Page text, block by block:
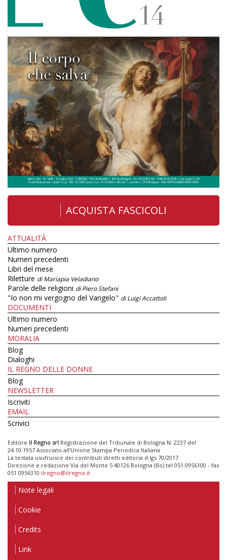
ACQUISTA FASCICOLI
ATTUALITÀ
Ultimo numero
Numeri precedenti
Libri del mese
Riletture di Mariapia Veladiano
Parole delle religioni di Piero Stefani
"Io non mi vergogno del Vangelo" di Luigi Accattoli
DOCUMENTI
Ultimo numero
Numeri precedenti
MORALIA
Blog
Dialoghi
IL REGNO DELLE DONNE
Blog
NEWSLETTER
Iscriviti
EMAIL
Scrivici
Editore Il Regno srl Registrazione del Tribunale di Bologna N. 2237 del
24.10.1957 Associato all’Unione Stampa Periodica Italiana
La testata usufruisce dei contributi diretti editoria d.lgs 70/2017
Direzione e redazione Via del Monte 5 40126 Bologna (Bo) tel 051 0956100 - fax
051 0956310 ilregno@ilregno.it
Note legali
Cookie
Credits
Link